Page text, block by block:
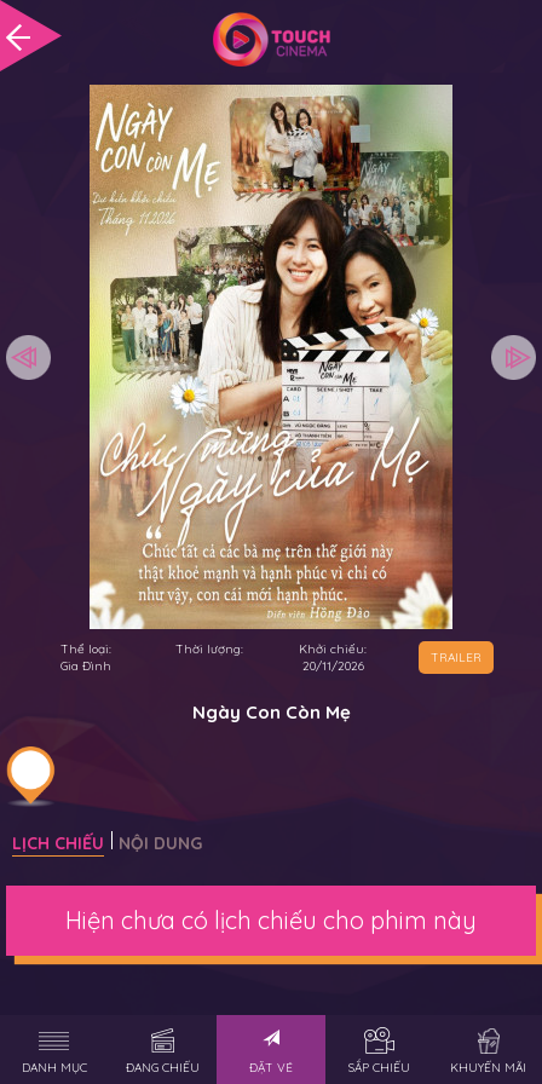
Thể loại:
Gia Đình
Thời lượng:
Khởi chiếu:
20/11/2026
TRAILER
Ngày Con Còn Mẹ
LỊCH CHIẾU NỘI DUNG
Hiện chưa có lịch chiếu cho phim này
DANH MỤC ĐANG CHIẾU ĐẶT VÉ SẮP CHIẾU KHUYẾN MÃI